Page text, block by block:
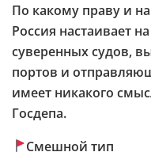
По какому праву и
Россия настаивает
суверенных судов,
портов и
имеет никакого
Госдепа.
Смешной тип